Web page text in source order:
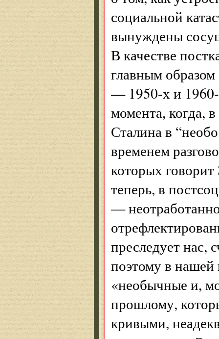
социальной
вынуждены
В качестве
главным
— 1950-х и
момента, когда,
Сталина в
временем
которых
теперь, в
—
преследует нас,
поэтому в нашей
«необычные и,
прошлому,
кривыми,